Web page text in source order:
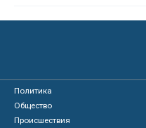
Политика
Общество
Происшествия